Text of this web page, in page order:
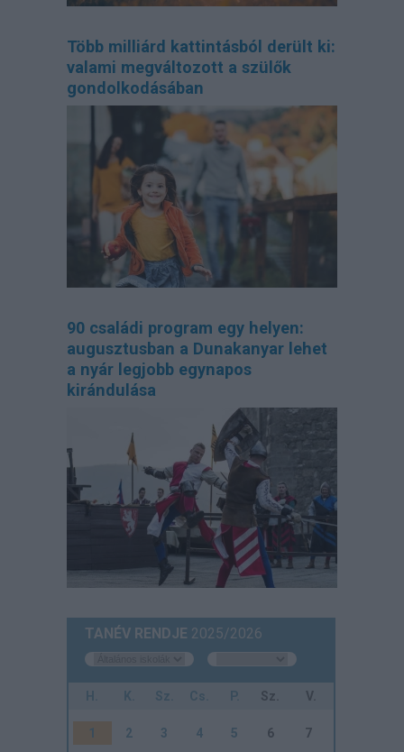
Több milliárd kattintásból derült ki:
valami megváltozott a szülők
gondolkodásában
90 családi program egy helyen:
augusztusban a Dunakanyar lehet
a nyár legjobb egynapos
kirándulása
TANÉV RENDJE 2025/2026
H. K. Sz. Cs. P. Sz. V.
1 2 3 4 5 6
7